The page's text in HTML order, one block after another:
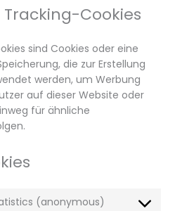
Cookies
sind Cookies oder eine
die zur Erstellung
werden, um Werbung
auf dieser Website oder
für ähnliche
(anonymous)